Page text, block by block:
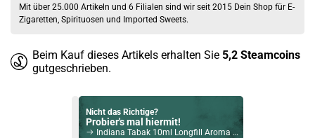
Mit über 25.000 Artikeln und 6 Filialen sind wir seit 2015 Dein Shop für E-
Zigaretten, Spirituosen und Imported Sweets.
Beim Kauf dieses Artikels erhalten Sie 5,2 Steamcoins
gutgeschrieben.
Nicht das Richtige?
Probier's mal hiermit!
Indiana Tabak 10ml Longfill Aroma by Big Bottle Flavours